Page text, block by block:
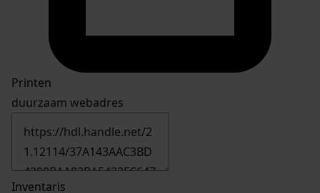
Printen
duurzaam webadres
Inventaris